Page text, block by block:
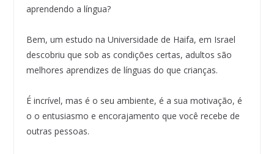
aprendendo a língua?
Bem, um estudo na Universidade de Haifa, em Israel
descobriu que sob as condições certas, adultos são
melhores aprendizes de línguas do que crianças.
É incrível, mas é o seu ambiente, é a sua motivação, é
o o entusiasmo e encorajamento que você recebe de
outras pessoas.